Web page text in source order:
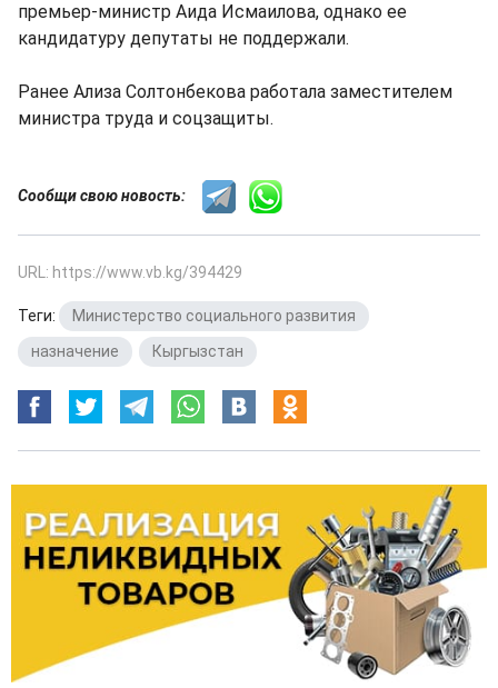
премьер-министр Аида Исмаилова, однако ее
кандидатуру депутаты не поддержали.
Ранее Ализа Солтонбекова работала заместителем
министра труда и соцзащиты.
Сообщи свою новость:
URL: https://www.vb.kg/394429
Теги: Министерство социального развития
назначение
Кыргызстан